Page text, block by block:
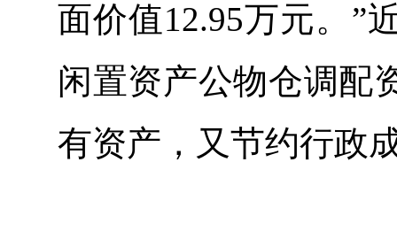
面价值12.95万元。”
闲置资产公物仓调配
有资产，又节约行政